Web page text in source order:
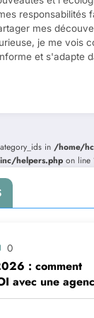
responsabilités
mes
je me vois
et s'adapte
in /home/
helpers.php on line
0
: comment
avec une